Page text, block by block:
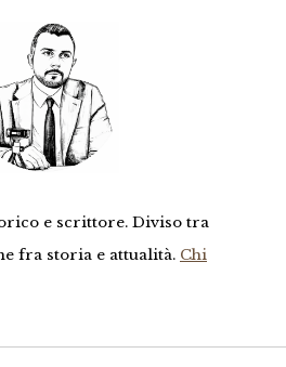
e scrittore. Diviso tra
fra storia e attualità. Chi